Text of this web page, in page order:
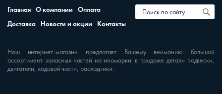
Главная О компании
Оплата
Доставка
Новости и акции Контакты
Наш интернет-магазин предлагает Вашему вниманию большой
ассортимент запасных частей на иномарки: в продаже детали подвески,
двигатели, ходовой части, расходники.